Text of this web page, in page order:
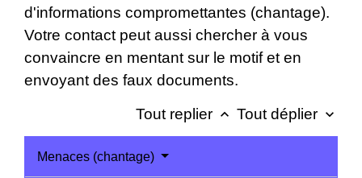
d'informations compromettantes (chantage).
Votre contact peut aussi chercher à vous
convaincre en mentant sur le motif et en
envoyant des faux documents.
Tout replier keyboard_arrow_up Tout déplier keyboard_arrow_down
Menaces (chantage)